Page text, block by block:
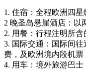
1. 住宿：全程欧洲四星
2 晚圣岛悬崖酒店：以
2. 用餐：行程注明所含
3. 国际交通：国际间
费，及欧洲境内段机票
4. 用车：境外旅游巴士